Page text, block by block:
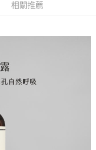
護人之同意方可使用
帳號之用戶狀況，依本公司即
。若發現惡意使用之情形，
額度並採取法律行動。
相關推薦